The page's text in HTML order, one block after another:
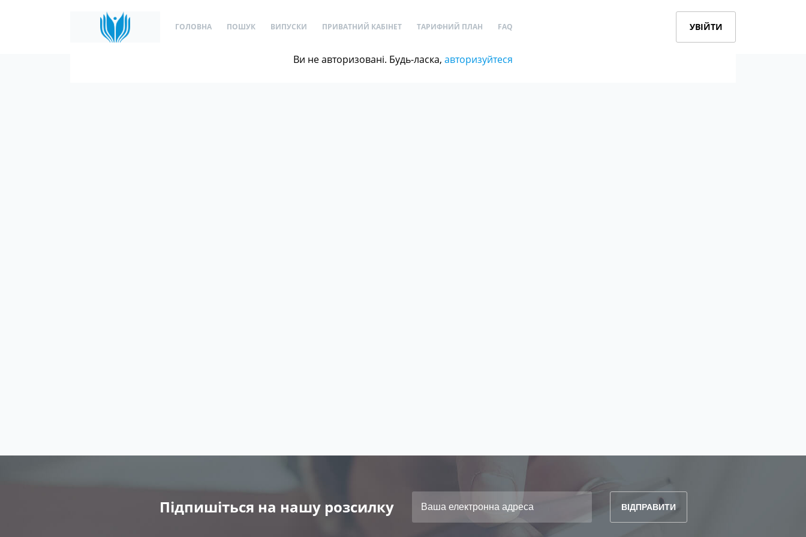
ГОЛОВНА ПОШУК ВИПУСКИ ПРИВАТНИЙ КАБІНЕТ ТАРИФНИЙ ПЛАН FAQ УВІЙТИ
Ви не авторизовані. Будь-ласка, авторизуйтеся
Підпишіться на нашу розсилку